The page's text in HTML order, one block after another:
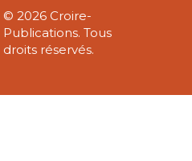
© 2026 Croire-
Publications. Tous
droits réservés.